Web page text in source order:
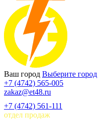
Ваш город Выберите город
+7 (4742) 565-005
zakaz@et48.ru
+7 (4742) 561-111
отдел продаж